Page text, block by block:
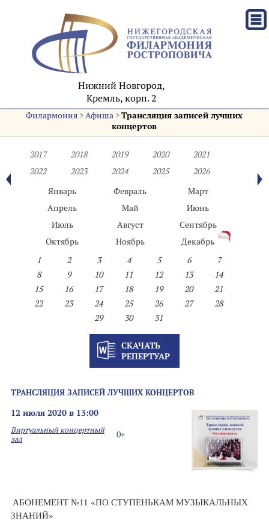
Нижний Новгород,
Кремль, корп. 2
Филармония >Афиша >Трансляция записей лучших
концертов
2017 2018 2019 2020
2021
2022
2023 2024 2025
2026
Январь
Февраль
Март
Апрель
Май
Июнь
Июль
Август
Сентябрь
Октябрь
Ноябрь
Декабрь
1
2 3 4 5 6
7
8
9 10 11 12 13
14
15
16 17 18 19 20
21
22
23 24 25 26 27
28
29
30 31
СКАЧАТЬ
РЕПЕРТУАР
ТРАНСЛЯЦИЯ ЗАПИСЕЙ ЛУЧШИХ КОНЦЕРТОВ
12 июля 2020 в 13:00
0+
Виртуальный концертный
зал
АБОНЕМЕНТ №11 «ПО СТУПЕНЬКАМ МУЗЫКАЛЬНЫХ
ЗНАНИЙ»